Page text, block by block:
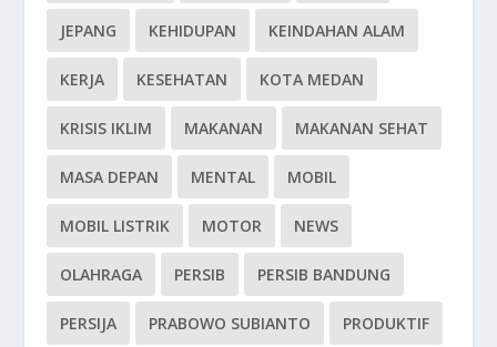
JEPANG KEHIDUPAN KEINDAHAN ALAM
KERJA KESEHATAN KOTA MEDAN
KRISIS IKLIM MAKANAN MAKANAN SEHAT
MASA DEPAN MENTAL MOBIL
MOBIL LISTRIK MOTOR NEWS
OLAHRAGA PERSIB PERSIB BANDUNG
PERSIJA PRABOWO SUBIANTO PRODUKTIF